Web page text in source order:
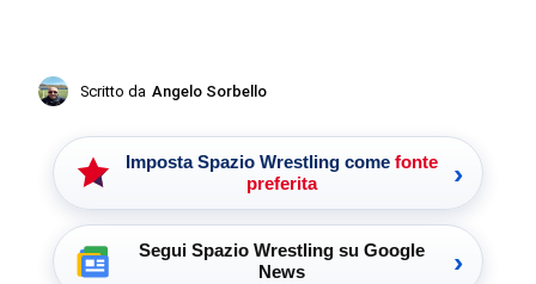
Scritto da Angelo Sorbello
Imposta Spazio Wrestling come fonte
preferita
›
Segui Spazio Wrestling su Google
News
›